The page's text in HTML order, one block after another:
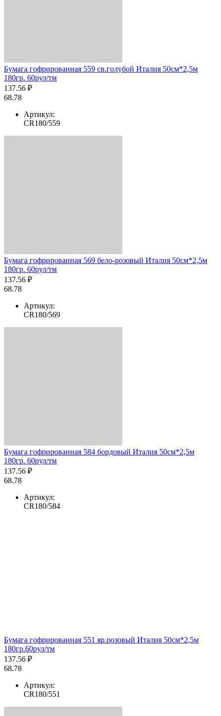
Бумага гофрированная 559 св.голубой Италия 50см*2,5м
180гр. 60рул/тм
137.56 ₽
68.78
Артикул:
CR180/559
Бумага гофрированная 569 бело-розовый Италия 50см*2,5м
180гр. 60рул/тм
137.56 ₽
68.78
Артикул:
CR180/569
Бумага гофрированная 584 бордовый Италия 50см*2,5м
180гр. 60рул/тм
137.56 ₽
68.78
Артикул:
CR180/584
Бумага гофрированная 551 яр.розовый Италия 50см*2,5м
180гр.60рул/тм
137.56 ₽
68.78
Артикул:
CR180/551